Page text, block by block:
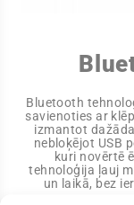
Bluetooth
savienoties ar
izmantot
nebloķējot USB
kuri novērtē
tehnoloģija ļauj
un laikā, bez